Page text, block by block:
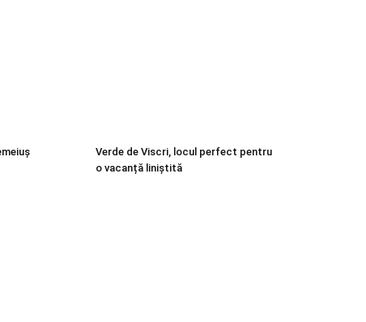
Verde de Viscri, locul perfect pentru
o vacanță liniștită